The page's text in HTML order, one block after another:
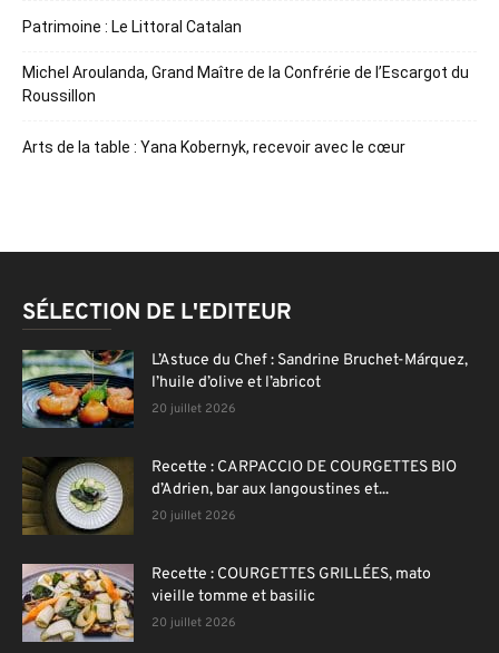
Patrimoine : Le Littoral Catalan
Michel Aroulanda, Grand Maître de la Confrérie de l’Escargot du
Roussillon
Arts de la table : Yana Kobernyk, recevoir avec le cœur
SÉLECTION DE L'EDITEUR
L’Astuce du Chef : Sandrine Bruchet-Márquez,
l’huile d’olive et l’abricot
20 juillet 2026
Recette : CARPACCIO DE COURGETTES BIO
d’Adrien, bar aux langoustines et...
20 juillet 2026
Recette : COURGETTES GRILLÉES, mato
vieille tomme et basilic
20 juillet 2026